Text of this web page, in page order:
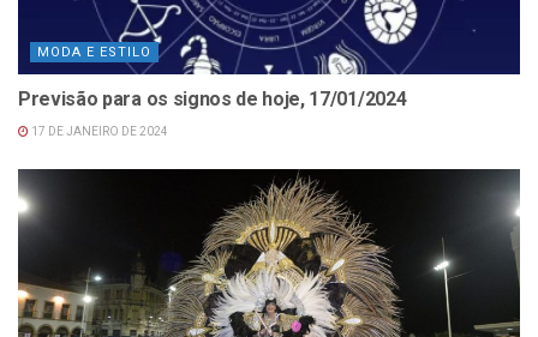
MODA E ESTILO
Previsão para os signos de hoje, 17/01/2024
17 DE JANEIRO DE 2024